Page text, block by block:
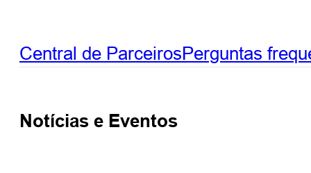
Central de ParceirosPerguntas
Notícias e Eventos